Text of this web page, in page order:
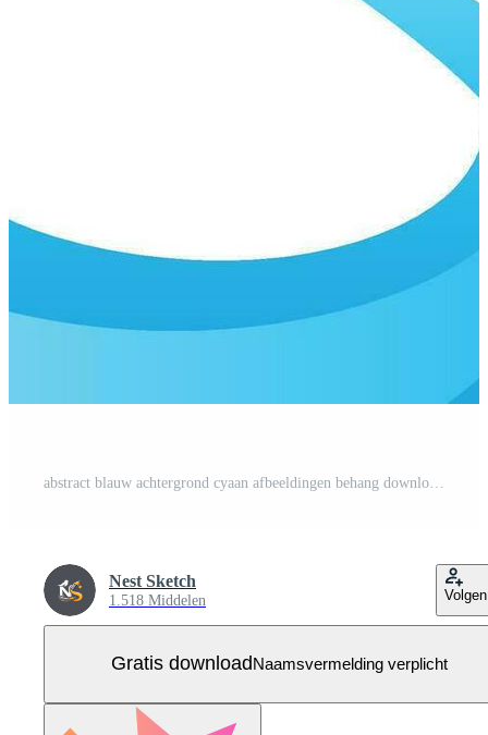
Nest Sketch
1.518 Middelen Volgen
Gratis download Naamsvermelding verplicht